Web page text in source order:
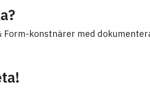
Form-konstnärer med